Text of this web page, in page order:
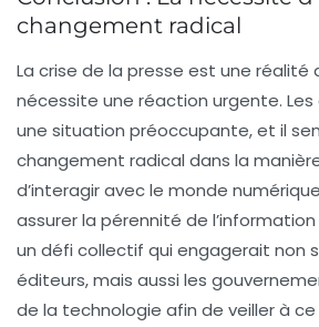
changement radical
La crise de la presse est une réalité
nécessite une réaction urgente.
une situation préoccupante, et il
changement radical dans la
d’interagir avec le monde
assurer la pérennité de
un défi collectif qui engagerait non
éditeurs, mais aussi les
de la technologie afin de veiller à